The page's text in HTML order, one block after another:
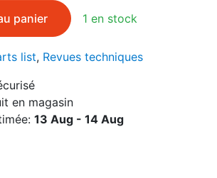
1 en stock
list SUZUKI TC 120
panier
list, Revues techniques
en magasin
13 Aug - 14 Aug